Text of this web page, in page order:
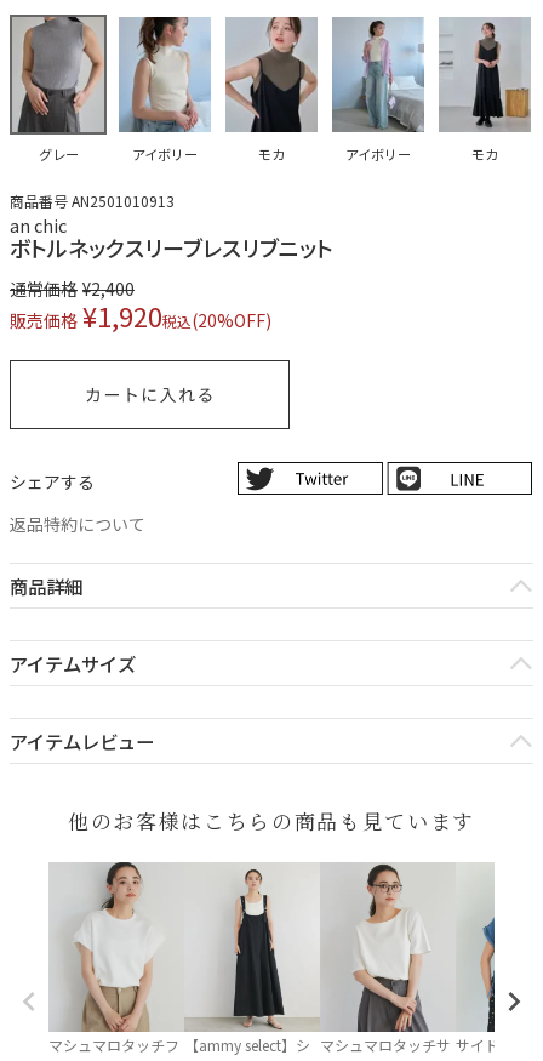
グレー アイボリー モカ アイボリー モカ
商品番号AN2501010913
an chic
ボトルネックスリーブレスリブニット
通常価格 ¥2,400
販売価格 ¥1,920税込(20%OFF)
シェアする
返品特約について
商品詳細
#0913
原産国：中国
素材：本体 アクリル 100％
透け感：なし
裏地：なし
ポケット：なし
アイテムサイズ
【サイズ/単位(cm)】
着丈 51
身幅 36
ATTENTION
・商品により、色落ち・色移りがある場合がございます。
・生産時期により、予告なくデザインの仕様やカラーの色味、素材
が変更される場合がございます。
・当商品は機械による生産の過程上、どうしても"生地を織る際の糸
の継ぎ目"や多少の"ほつれ"、他繊維の"混紡"、素材によるネップ・
色ムラが生じる場合がございます。
アイテムレビュー
他のお客様はこちらの商品も見ています
マシュマロタッチフ
【ammy select】シ マシュマロタッチサ サイドドロ